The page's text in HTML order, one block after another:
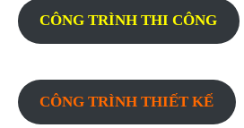
CÔNG TRÌNH THI CÔNG
CÔNG TRÌNH THIẾT KẾ